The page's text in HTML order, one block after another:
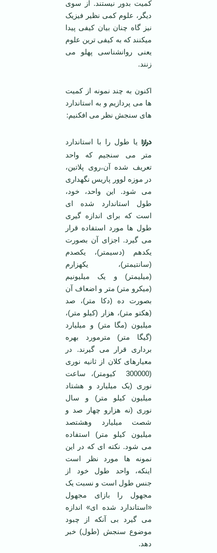
کمیت بدور نیستند. از سوی
دیگر، علوم کمی نظیر فیزیک
نیز گاه چنان بیان کیفی پیدا
میکنند که به کیفی ترین علوم
یعنی روانشناسی پهلو می
زنند.
اکنون به چند نمونه از کمیت
ها می پردازیم و به استاندارد
های سنجش نظر می افکنیم:
درازا یا طول را با استاندارد
متر می سنجیم که واحد
تعریف شده آن،روی پلاتین،
در موزه لوور پاریس نگهداری
می شود. این واحد، خود،
طول استاندارد شده ای
است که برای اندازه گیری
طول ها مورد استفاده قرار
می گیرد. اجزای آن بصورت
یکدهم (دسیمتر)، یکصدم
(سانتیمتر)، یکهزارم
(میلیمتر) و یک میلیونیم
(میکرو متر) متر و اضعاف آن
بصورت ده (دکا متر)، صد
(هکتو متر)، هزار (کیلو متر)،
میلیون (مگا متر) و میلیارد
(گیگا متر) مترمورد بهره
برداری قرار می گیرند. در
معیارهای کلان از ثانیه نوری
(300000 کیومتر)، ساعت
نوری (یک میلیارد و هشتاد
میلیون کیلو متر) و سال
نوری (نه هزارو چهار صد و
شصت میلیارد وهشتصد
میلیون کیلو متر) استفاده
می شود. نکته ای که در این
نمونه ها مورد نظر است
اینکه، واحد طول خود از
جنس طول است و نسبت یک
مجهول را بازای مجهول
«استاندارد شده ای» اندازه
می گیرد بی آنکه از چبود
موضوع سنجش (طول) خبر
دهد.